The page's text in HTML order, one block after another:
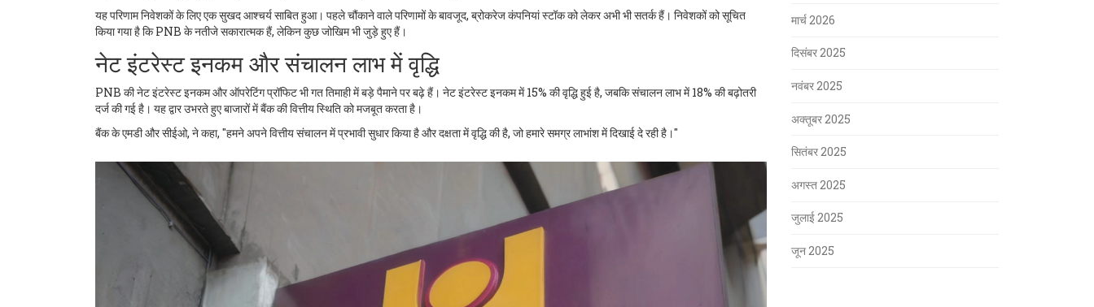
यह परिणाम निवेशकों के लिए एक सुखद आश्चर्य साबित हुआ। पहले चौंकाने वाले परिणामों के बावजूद, ब्रोकरेज कंपनियां स्टॉक को लेकर अभी भी सतर्क हैं। निवेशकों को सूचित
किया गया है कि PNB के नतीजे सकारात्मक हैं, लेकिन कुछ जोखिम भी जुड़े हुए हैं।
नेट इंटरेस्ट इनकम और संचालन लाभ में वृद्धि
PNB की नेट इंटरेस्ट इनकम और ऑपरेटिंग प्रॉफिट भी गत तिमाही में बड़े पैमाने पर बढ़े हैं। नेट इंटरेस्ट इनकम में 15% की वृद्धि हुई है, जबकि संचालन लाभ में 18% की बढ़ोतरी
दर्ज की गई है। यह द्वार उभरते हुए बाजारों में बैंक की वित्तीय स्थिति को मजबूत करता है।
बैंक के एमडी और सीईओ, ने कहा, "हमने अपने वित्तीय संचालन में प्रभावी सुधार किया है और दक्षता में वृद्धि की है, जो हमारे समग्र लाभांश में दिखाई दे रही है।"
मार्च 2026
दिसंबर 2025
नवंबर 2025
अक्तूबर 2025
सितंबर 2025
अगस्त 2025
जुलाई 2025
जून 2025